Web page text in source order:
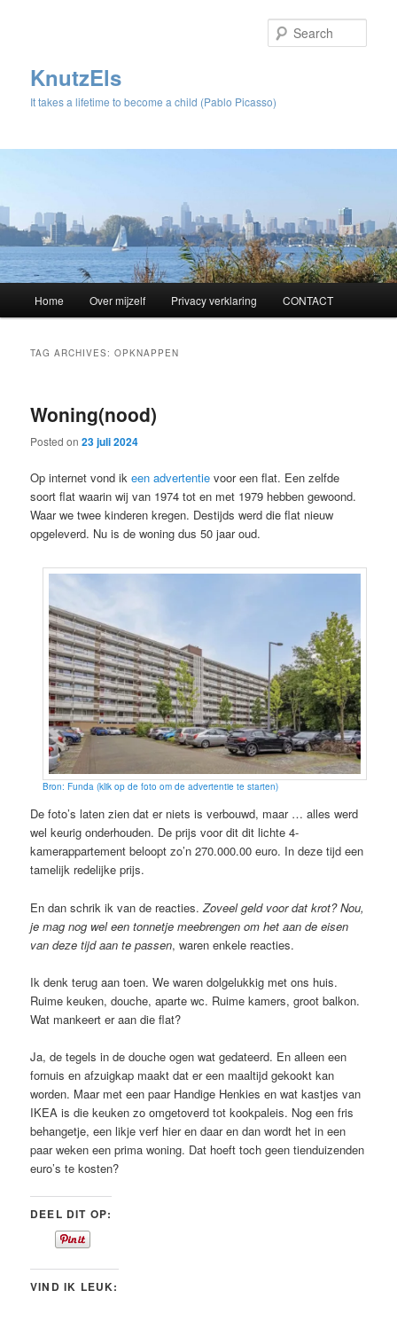
KnutzEls
It takes a lifetime to become a child (Pablo Picasso)
Skip
content
Skip
content
Home Over mijzelf Privacy verklaring CONTACT
TAG ARCHIVES:OPKNAPPEN
Woning(nood)
Posted on23 juli 2024
Op internet vond ikeen advertentie voor een flat. Een zelfde
soort flat waarin wij van 1974 tot en met 1979 hebben gewoond.
Waar we twee kinderen kregen. Destijds werd die flat nieuw
opgeleverd. Nu is de woning dus 50 jaar oud.
Bron: Funda (klik op de foto om de advertentie te starten)
De foto’s laten zien dat er niets is verbouwd, maar … alles werd
wel keurig onderhouden. De prijs voor dit dit lichte 4-
kamerappartement beloopt zo’n 270.000.00 euro. In deze tijd een
tamelijk redelijke prijs.
En dan schrik ik van de reacties.Zoveel geld voor dat krot? Nou,
je mag nog wel een tonnetje meebrengen om het aan de eisen
van deze tijd aan te passen, waren enkele reacties.
Ik denk terug aan toen. We waren dolgelukkig met ons huis.
Ruime keuken, douche, aparte wc. Ruime kamers, groot balkon.
Wat mankeert er aan die flat?
Ja, de tegels in de douche ogen wat gedateerd. En alleen een
fornuis en afzuigkap maakt dat er een maaltijd gekookt kan
worden. Maar met een paar Handige Henkies en wat kastjes van
IKEA is die keuken zo omgetoverd tot kookpaleis. Nog een fris
behangetje, een likje verf hier en daar en dan wordt het in een
paar weken een prima woning. Dat hoeft toch geen tienduizenden
euro’s te kosten?
DEEL DIT OP:
VIND IK LEUK: